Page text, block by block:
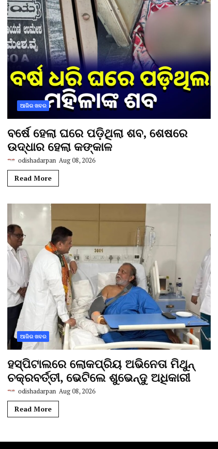
ଆଜିର ଖବର
ବର୍ଷେ ହେଲା ଘରେ ପଡ଼ିଥିଲା ଶବ, ଶେଷରେ
ଉଦ୍ଧାର ହେଲା କଙ୍କାଳ
odishadarpan Aug 08, 2026
Read More
ଆଜିର ଖବର
ହସ୍ପିଟାଲରେ ଲୋକପ୍ରିୟ ଅଭିନେତା ମିଥୁନ୍
ଚକ୍ରବର୍ତ୍ତୀ, ଭେଟିଲେ ଶୁଭେନ୍ଦୁ ଅଧିକାରୀ
odishadarpan Aug 08, 2026
Read More